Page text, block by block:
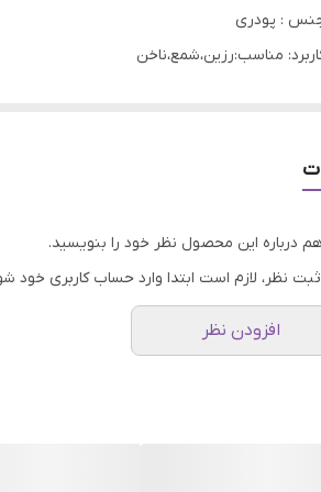
: پودری
مناسب:رزین،شمع،ناخن
به سراسر کشور با پست پیشتاز
دریافت سفارش خود با گرفتن عکس و فیلم
درباره این محصول نظر خود را بنویسید.
ثبت نظر، لازم است ابتدا وارد حساب کاربری خود
افزودن نظر